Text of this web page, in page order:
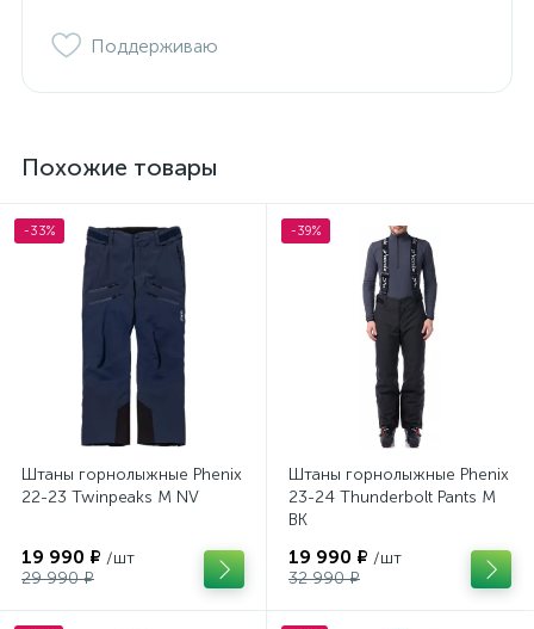
Поддерживаю
Похожие товары
-33%
Штаны горнолыжные Phenix
22-23 Twinpeaks M NV
19 990 ₽ /шт
29 990 ₽
-39%
Штаны горнолыжные Phenix
23-24 Thunderbolt Pants M
BK
19 990 ₽ /шт
32 990 ₽